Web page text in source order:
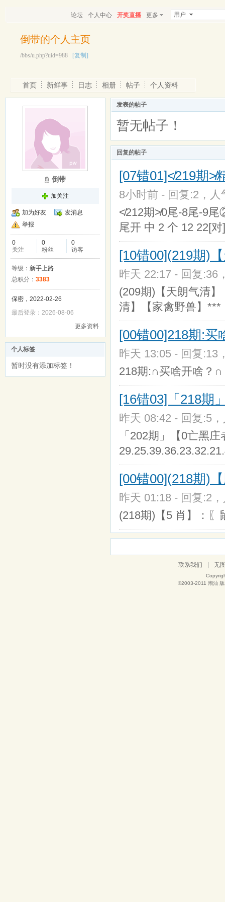
论坛 个人中心 开奖直播 更多 用户
倒带的个人主页
/bbs/u.php?uid=988 [复制]
首页 新鲜事 日志 相册 帖子 个人资料
倒带
加关注
加为好友
发消息
举报
0
关注
0
粉丝
0
访客
等级： 新手上路
总积分： 3383
保密，2022-02-26
最后登录：2026-08-06
更多资料
个人标签
暂时没有添加标签！
发表的帖子
暂无帖子！
回复的帖子
[07错01]≮219期
8小时前 - 回复:2，
≮212期≯0尾-8尾-9
尾开 中 2 个 12 22[
[10错00](219期)
昨天 22:17 - 回复:36
(209期)【天朗气清
清】【家禽野兽】***
[00错00]218期:
昨天 13:05 - 回复:13
218期:∩买啥开啥？
[16错03]「218
昨天 08:42 - 回复:5
「202期」【0亡黑
[00错00](218期)
昨天 01:18 - 回复:2
(218期)【5 肖】：〖
联系我们 无
©2003-2011 潮汕